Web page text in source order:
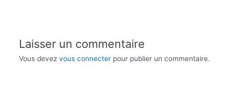
Laisser un commentaire
Vous devez vous connecterpour publier un commentaire.